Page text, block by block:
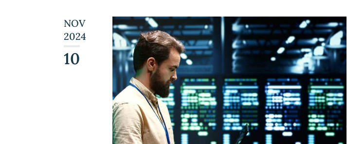
NOV
2024
10